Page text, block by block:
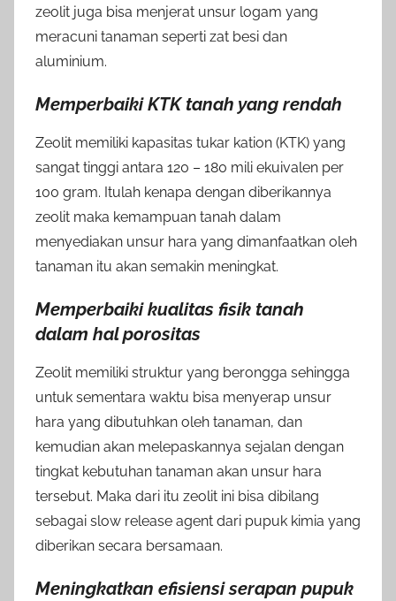
zeolit juga bisa menjerat unsur logam yang
meracuni tanaman seperti zat besi dan
aluminium.
Memperbaiki KTK tanah yang rendah
Zeolit memiliki kapasitas tukar kation (KTK) yang
sangat tinggi antara 120 – 180 mili ekuivalen per
100 gram. Itulah kenapa dengan diberikannya
zeolit maka kemampuan tanah dalam
menyediakan unsur hara yang dimanfaatkan oleh
tanaman itu akan semakin meningkat.
Memperbaiki kualitas fisik tanah
dalam hal porositas
Zeolit memiliki struktur yang berongga sehingga
untuk sementara waktu bisa menyerap unsur
hara yang dibutuhkan oleh tanaman, dan
kemudian akan melepaskannya sejalan dengan
tingkat kebutuhan tanaman akan unsur hara
tersebut. Maka dari itu zeolit ini bisa dibilang
sebagai slow release agent dari pupuk kimia yang
diberikan secara bersamaan.
Meningkatkan efisiensi serapan pupuk